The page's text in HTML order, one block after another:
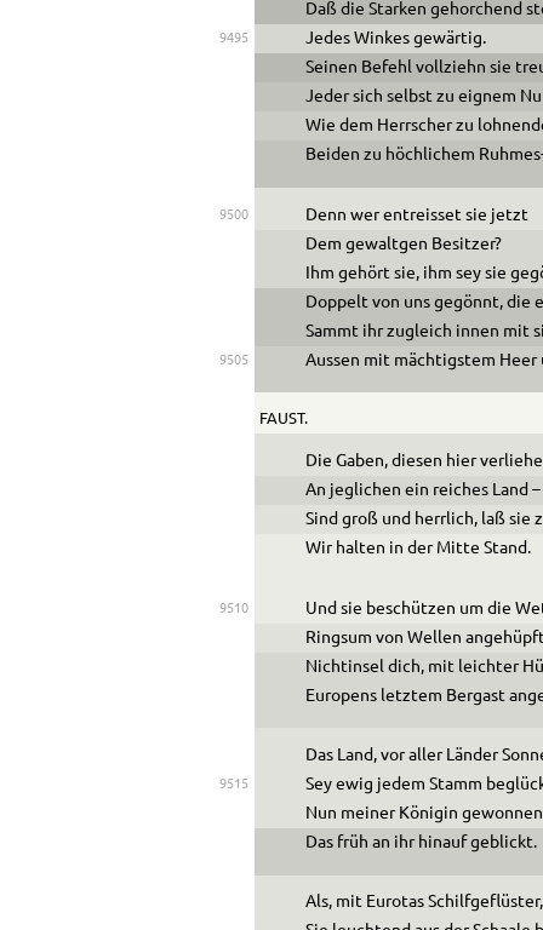
Daß die Starken gehorchend
9495
Jedes Winkes gewärtig.
Seinen Befehl vollziehn sie
Jeder sich selbst zu eignem
Wie dem Herrscher zu
Beiden zu höchlichem
9500
Denn wer entreisset sie jetzt
Dem gewaltgen Besitzer?
Ihm gehört sie, ihm sey sie
Doppelt von uns gegönnt, die
Sammt ihr zugleich innen mit
9505 Aussen mit mächtigstem Heer
FAUST.
Die Gaben, diesen hier
An jeglichen ein reiches Land –
Sind groß und herrlich, laß sie
Wir halten in der Mitte Stand.
9510
Und sie beschützen um die
Ringsum von Wellen
Nichtinsel dich, mit leichter
Europens letztem Bergast
Das Land, vor aller Länder
9515
Sey ewig jedem Stamm
Nun meiner Königin
Das früh an ihr hinauf geblickt.
Als, mit Eurotas Schilfgeflüster,